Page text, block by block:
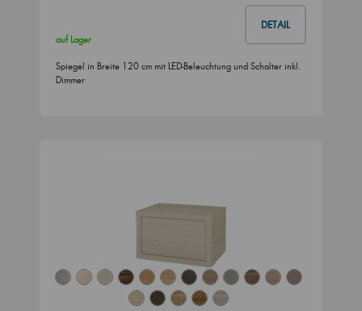
DETAIL
auf Lager
Spiegel in Breite 120 cm mit LED-Beleuchtung und Schalter inkl.
Dimmer